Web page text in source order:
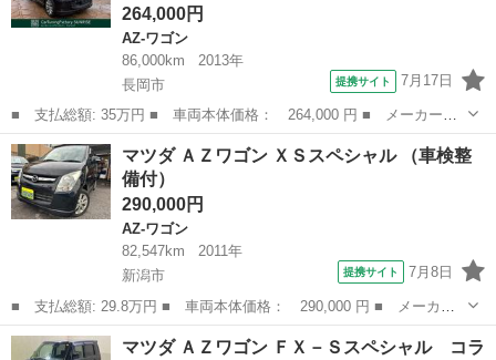
264,000円
AZ-ワゴン
86,000km
2013年
長岡市
提携サイト 7月17日
■ 支払総額: 35万円 ■ 車両本体価格： 264,000 円 ■ メーカー
名： マツダ ■ 車種名： ＡＺワゴン ■ グレード名： ＸＳリミ
テッド ナビ・フルセグＴＶ・ＤＶＤ再生／スマートキー＆プッシュ
スタート／ＥＴＣ...
新潟 長岡市 AZ-ワゴン
マツダ ＡＺワゴン ＸＳスペシャル （車検整
備付）
290,000円
AZ-ワゴン
82,547km
2011年
新潟市
提携サイト 7月8日
■ 支払総額: 29.8万円 ■ 車両本体価格： 290,000 円 ■ メーカー
名： マツダ ■ 車種名： ＡＺワゴン ■ グレード名： ＸＳスペ
シャル ■ 排気量： 660cc ■ ドア枚数： 5D ■ ミッション： ...
新潟 新潟市 AZ-ワゴン
マツダ ＡＺワゴン ＦＸ－Ｓスペシャル コラ